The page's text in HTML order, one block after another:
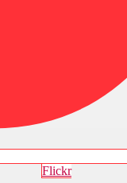
Flickr